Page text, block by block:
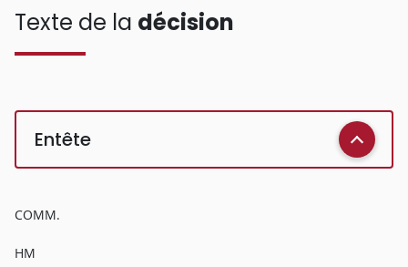
Texte de la décision
Entête
COMM.
HM